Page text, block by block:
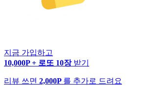
지금 가입하고
10,000P + 로또 10장 받기
리뷰 쓰면 2,000P 를 추가로 드려요